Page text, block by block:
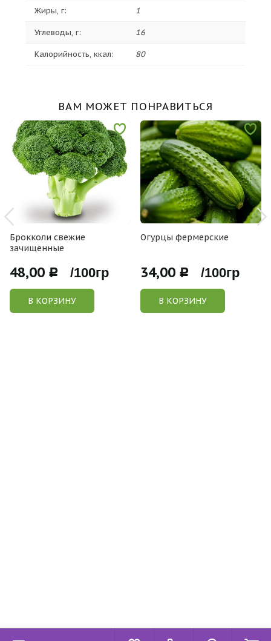
Жиры, г: 1
Углеводы, г: 16
Калорийность, ккал: 80
ВАМ МОЖЕТ ПОНРАВИТЬСЯ
Брокколи свежие
зачищенные
48,00 Р /100гр
В КОРЗИНУ
Огурцы фермерские
34,00 Р /100гр
В КОРЗИНУ